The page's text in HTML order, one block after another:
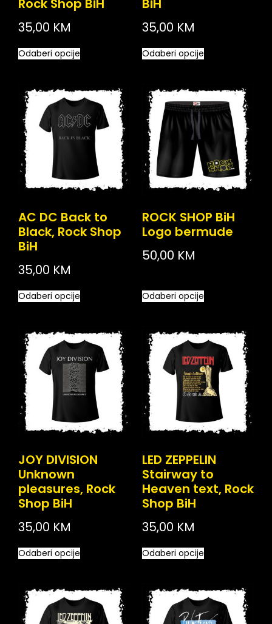
Rock Shop BiH
35,00 KM
Odaberi opcije
BiH
35,00 KM
Odaberi opcije
AC DC Back to
Black, Rock Shop
BiH
35,00 KM
Odaberi opcije
ROCK SHOP BiH
Logo bermude
50,00 KM
Odaberi opcije
JOY DIVISION
Unknown
pleasures, Rock
Shop BiH
35,00 KM
Odaberi opcije
LED ZEPPELIN
Stairway to
Heaven text, Rock
Shop BiH
35,00 KM
Odaberi opcije